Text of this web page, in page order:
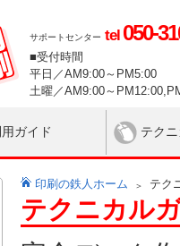
サポートセンター tel 050-
■受付時間
平日／AM9:00～PM5:00
土曜／AM9:00～
ガイド テク
印刷の鉄人ホーム テク
テクニカル